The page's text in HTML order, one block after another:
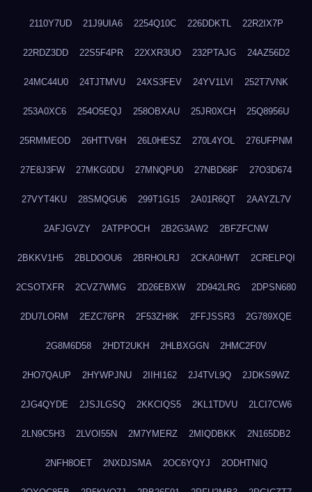
2110Y7UD 21J9UIA6 2254Q10C 226DDKTL 22R2IX7P
22RDZ3DD 22S5F4PR 22XXR3UO 232PTAJG 24AZ56D2
24MC44U0 24TJTMVU 24XS3FEV 24YV1LVI 252T7VNK
253A0XC6 254O5EQJ 258OBXAU 25JR0XCH 25Q8956U
25RMMEOD 26HTTV6H 26L0HESZ 270L4YOL 276UFPNM
27E8J3FW 27MKG0DU 27MNQPU0 27NBD68F 27O3D674
27VYT4KU 28SMQGU6 299T1G15 2A01R6QT 2AAYZL7V
2AFJGVZY 2ATPPOCH 2B2G3AW2 2BFZFCNW
2BKKV1H5 2BLDOOU6 2BRHOLRJ 2CKA0HWT 2CRELPQI
2CSOTXFR 2CVZ7WMG 2D26EBXW 2D942LRG 2DPSN680
2DU7LORM 2EZC76PR 2F53ZH8K 2FFJSSR3 2G789XQE
2G8M6D58 2HDT2UKH 2HLBXGGN 2HMC2F0V
2HO7QAUP 2HYWPJNU 2IIHI162 2J4TVL9Q 2JDKS9WZ
2JG4QYDE 2JSJLGSQ 2KKCIQS5 2KL1TDVU 2LCI7CW6
2LN9C5H3 2LVOI55N 2M7YMERZ 2MIQDBKK 2N165DB2
2NFH8OET 2NXDJSMA 2OC6YQYJ 2ODHTNIQ